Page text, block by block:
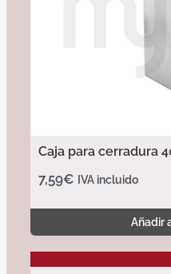
Caja para cerradura
7,59€ IVA incluido
Añadir